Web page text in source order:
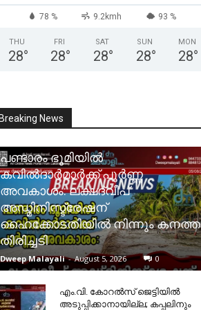
78 % 9.2kmh 93 %
THU
28°
FRI
28°
SAT
28°
SUN
28°
MON
28°
News
പണ്ടാരം ഭൂമിയിൽ
കവിൽദാർമാർക്ക് പൂർണ്ണ
അവകാശം: ലക്ഷദ്വീപ്
അഡ്മിനിസ്ട്രേഷന്
ഹൈക്കോടതിയിൽ നിന്നും കനത്ത
തിരിച്ചടി
Dweep Malayali - August 5, 2026 0
​എം.വി. കോറൽസ് ജെട്ടിയിൽ
അടുപ്പിക്കാനായില്ല; കപ്പലിനും